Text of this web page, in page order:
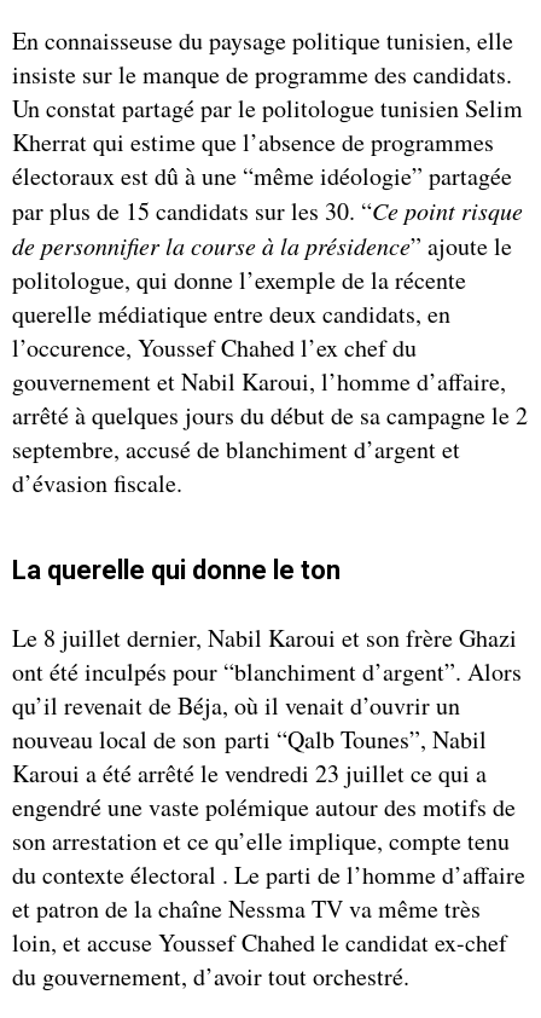
En connaisseuse du paysage politique tunisien, elle
insiste sur le manque de programme des candidats.
Un constat partagé par le politologue tunisien Selim
Kherrat qui estime que l’absence de programmes
électoraux est dû à une “même idéologie” partagée
par plus de 15 candidats sur les 30. “Ce point risque
de personnifier la course à la présidence” ajoute le
politologue, qui donne l’exemple de la récente
querelle médiatique entre deux candidats, en
l’occurence, Youssef Chahed l’ex chef du
gouvernement et Nabil Karoui, l’homme d’affaire,
arrêté à quelques jours du début de sa campagne le 2
septembre, accusé de blanchiment d’argent et
d’évasion fiscale.
La querelle qui donne le ton
Le 8 juillet dernier, Nabil Karoui et son frère Ghazi
ont été inculpés pour “blanchiment d’argent”. Alors
qu’il revenait de Béja, où il venait d’ouvrir un
nouveau local de son parti “Qalb Tounes”, Nabil
Karoui a été arrêté le vendredi 23 juillet ce qui a
engendré une vaste polémique autour des motifs de
son arrestation et ce qu’elle implique, compte tenu
du contexte électoral . Le parti de l’homme d’affaire
et patron de la chaîne Nessma TV va même très
loin, et accuse Youssef Chahed le candidat ex-chef
du gouvernement, d’avoir tout orchestré.